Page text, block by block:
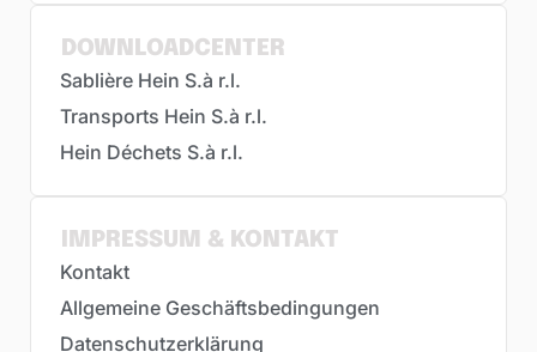
DOWNLOADCENTER
Sablière Hein S.à r.l.
Transports Hein S.à r.l.
Hein Déchets S.à r.l.
IMPRESSUM & KONTAKT
Kontakt
Allgemeine Geschäftsbedingungen
Datenschutzerklärung